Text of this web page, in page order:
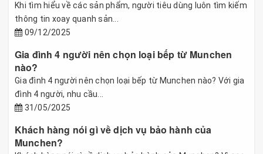
Khi tìm hiểu về các sản phẩm, người tiêu dùng luôn tìm kiếm
thông tin xoay quanh sản...
09/12/2025
Gia đình 4 người nên chọn loại bếp từ Munchen
nào?
Gia đình 4 người nên chọn loại bếp từ Munchen nào? Với gia
đình 4 người, nhu cầu...
31/05/2025
Khách hàng nói gì về dịch vụ bảo hành của
Munchen?